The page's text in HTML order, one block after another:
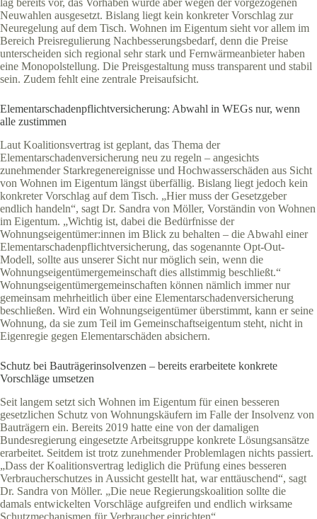
lag bereits vor, das Vorhaben wurde aber wegen der vorgezogenen
Neuwahlen ausgesetzt. Bislang liegt kein konkreter Vorschlag zur
Neuregelung auf dem Tisch. Wohnen im Eigentum sieht vor allem im
Bereich Preisregulierung Nachbesserungsbedarf, denn die Preise
unterscheiden sich regional sehr stark und Fernwärmeanbieter haben
eine Monopolstellung. Die Preisgestaltung muss transparent und stabil
sein. Zudem fehlt eine zentrale Preisaufsicht.
Elementarschadenpflichtversicherung: Abwahl in WEGs nur, wenn
alle zustimmen
Laut Koalitionsvertrag ist geplant, das Thema der
Elementarschadenversicherung neu zu regeln – angesichts
zunehmender Starkregenereignisse und Hochwasserschäden aus Sicht
von Wohnen im Eigentum längst überfällig. Bislang liegt jedoch kein
konkreter Vorschlag auf dem Tisch. „Hier muss der Gesetzgeber
endlich handeln“, sagt Dr. Sandra von Möller, Vorständin von Wohnen
im Eigentum. „Wichtig ist, dabei die Bedürfnisse der
Wohnungseigentümer:innen im Blick zu behalten – die Abwahl einer
Elementarschadenpflichtversicherung, das sogenannte Opt-Out-
Modell, sollte aus unserer Sicht nur möglich sein, wenn die
Wohnungseigentümergemeinschaft dies allstimmig beschließt.“
Wohnungseigentümergemeinschaften können nämlich immer nur
gemeinsam mehrheitlich über eine Elementarschadenversicherung
beschließen. Wird ein Wohnungseigentümer überstimmt, kann er seine
Wohnung, da sie zum Teil im Gemeinschaftseigentum steht, nicht in
Eigenregie gegen Elementarschäden absichern.
Schutz bei Bauträgerinsolvenzen – bereits erarbeitete konkrete
Vorschläge umsetzen
Seit langem setzt sich Wohnen im Eigentum für einen besseren
gesetzlichen Schutz von Wohnungskäufern im Falle der Insolvenz von
Bauträgern ein. Bereits 2019 hatte eine von der damaligen
Bundesregierung eingesetzte Arbeitsgruppe konkrete Lösungsansätze
erarbeitet. Seitdem ist trotz zunehmender Problemlagen nichts passiert.
„Dass der Koalitionsvertrag lediglich die Prüfung eines besseren
Verbraucherschutzes in Aussicht gestellt hat, war enttäuschend“, sagt
Dr. Sandra von Möller. „Die neue Regierungskoalition sollte die
damals entwickelten Vorschläge aufgreifen und endlich wirksame
Schutzmechanismen für Verbraucher einrichten“.